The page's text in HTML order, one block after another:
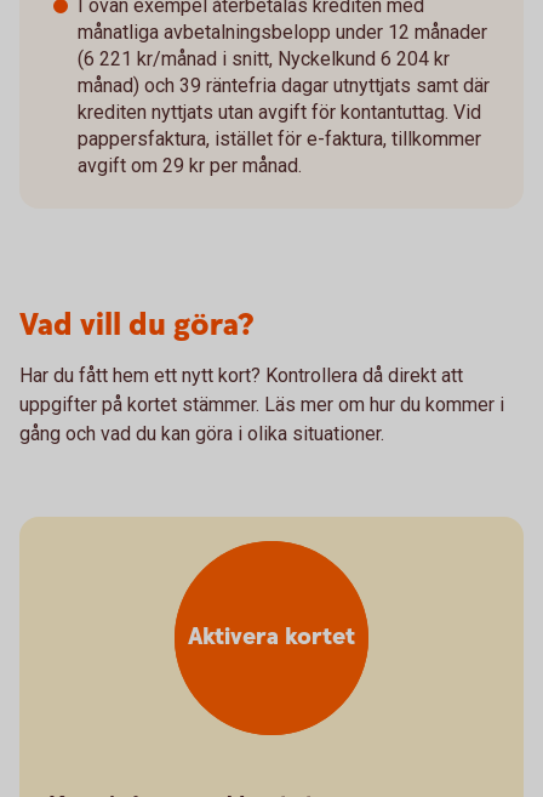
I ovan exempel återbetalas krediten med
månatliga avbetalningsbelopp under 12 månader
(6 221 kr/månad i snitt, Nyckelkund 6 204 kr
månad) och 39 räntefria dagar utnyttjats samt där
krediten nyttjats utan avgift för kontantuttag. Vid
pappersfaktura, istället för e-faktura, tillkommer
avgift om 29 kr per månad.
Vad vill du göra?
Har du fått hem ett nytt kort? Kontrollera då direkt att
uppgifter på kortet stämmer. Läs mer om hur du kommer i
gång och vad du kan göra i olika situationer.
Aktivera kortet